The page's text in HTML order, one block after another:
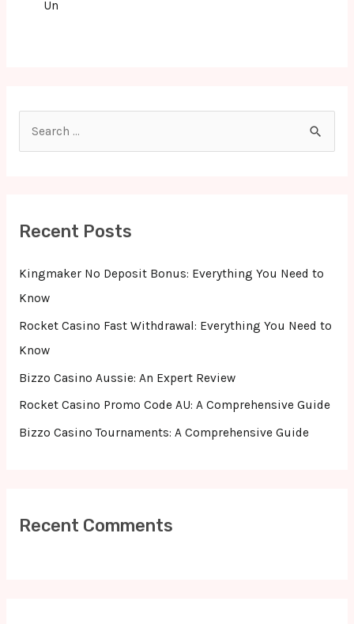
Un
f
o
Recent Posts
Kingmaker No Deposit Bonus: Everything You Need to
Know
Rocket Casino Fast Withdrawal: Everything You Need to
Know
Bizzo Casino Aussie: An Expert Review
Rocket Casino Promo Code AU: A Comprehensive Guide
Bizzo Casino Tournaments: A Comprehensive Guide
Recent Comments